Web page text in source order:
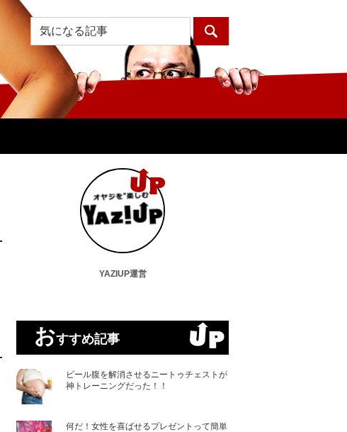
YAZIUP運営
おすすめ記事
ビール腹を解消させるニートゥチェストが
神トレーニングだった！！
何だ！女性を喜ばせるプレゼントって簡単